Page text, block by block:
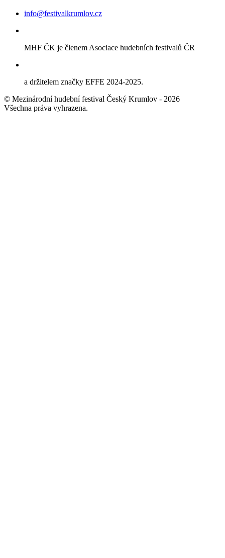
info@festivalkrumlov.cz
MHF ČK je členem Asociace hudebních festivalů ČR
a držitelem značky EFFE 2024-2025.
© Mezinárodní hudební festival Český Krumlov - 2026
Všechna práva vyhrazena.